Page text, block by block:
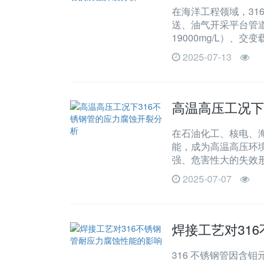
在海洋工程领域，
送、油气开采平台管
19000mg/L）、交变
2025-07-13
高温高压工况
在石油化工、核电、
能，成为高温高压环
强、危害性大的失效
2025-07-07
焊接工艺对
316 不锈钢管因含钼